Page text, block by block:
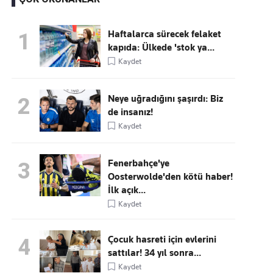
Kaçırmayın
Ücretsiz üye olun, gündemi
1
Haftalarca sürecek felaket
kapıda: Ülkede 'stok ya...
Kaydet
2
Neye uğradığını şaşırdı: Biz
de insanız!
Kaydet
3
Fenerbahçe'ye
Oosterwolde'den kötü haber!
İlk açık...
Kaydet
4
Çocuk hasreti için evlerini
sattılar! 34 yıl sonra...
Kaydet